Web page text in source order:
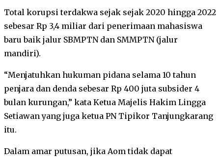
Total korupsi terdakwa sejak sejak 2020 hingga 2022
sebesar Rp 3,4 miliar dari penerimaan mahasiswa
baru baik jalur SBMPTN dan SMMPTN (jalur
mandiri).
“Menjatuhkan hukuman pidana selama 10 tahun
penjara dan denda sebesar Rp 400 juta subsider 4
bulan kurungan,” kata Ketua Majelis Hakim Lingga
Setiawan yang juga ketua PN Tipikor Tanjungkarang
itu.
Dalam amar putusan, jika Aom tidak dapat